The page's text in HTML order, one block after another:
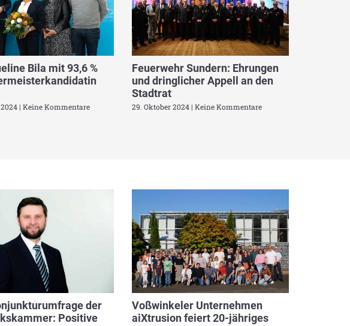
Bila mit 93,6 %
Keine Kommentare
Feuerwehr Sundern: Ehrungen
und dringlicher Appell an den
Stadtrat
29. Oktober 2024 Keine Kommentare
der
Positive
Voßwinkeler Unternehmen
aiXtrusion feiert 20-jähriges